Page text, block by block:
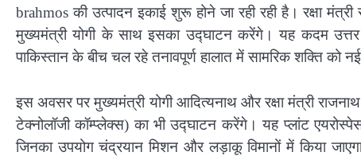
brahmos की उत्पादन इकाई शुरू होने जा रही रही है। रक्षा
मुख्यमंत्री योगी के साथ इसका उद्घाटन करेंगे। यह कदम
पाकिस्तान के बीच चल रहे तनावपूर्ण हालात में सामरिक शक्ति को
इस अवसर पर मुख्यमंत्री योगी आदित्यनाथ और रक्षा मंत्री
टेक्नोलॉजी कॉम्प्लेक्स) का भी उद्घाटन करेंगे। यह प्लांट
जिनका उपयोग चंद्रयान मिशन और लड़ाकू विमानों में किया